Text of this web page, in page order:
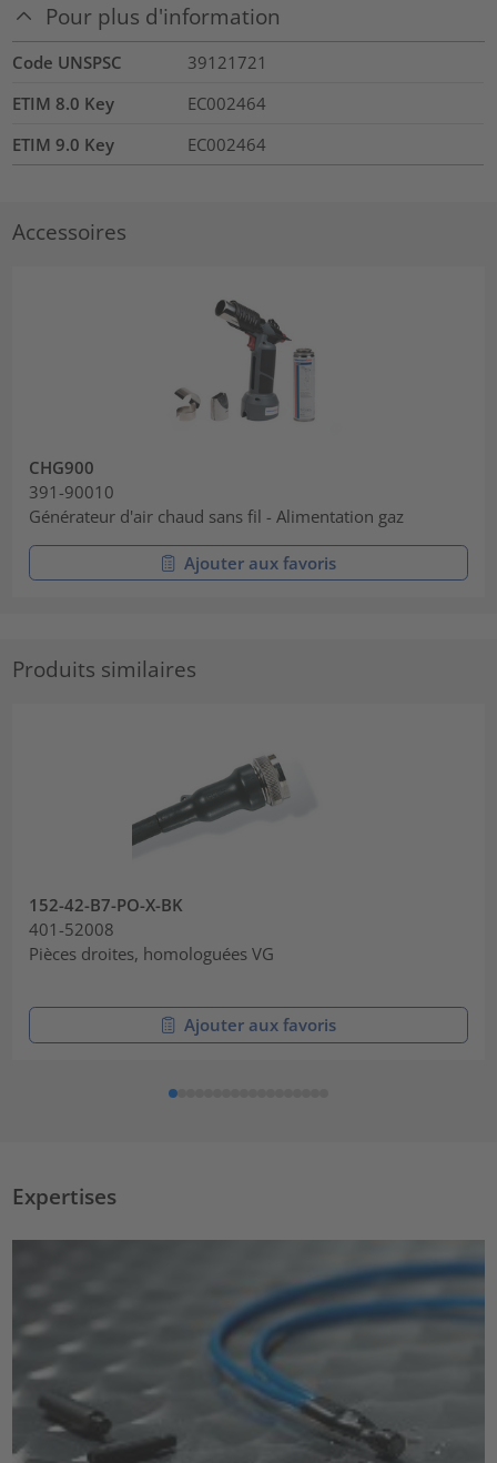
Pour plus d'information
Code UNSPSC
39121721
ETIM 8.0 Key
EC002464
ETIM 9.0 Key
EC002464
Accessoires
CHG900
391-90010
Générateur d'air chaud sans fil - Alimentation gaz
Ajouter aux favoris
Produits similaires
152-42-B7-PO-X-BK
401-52008
Pièces droites, homologuées VG
Ajouter aux favoris
Expertises